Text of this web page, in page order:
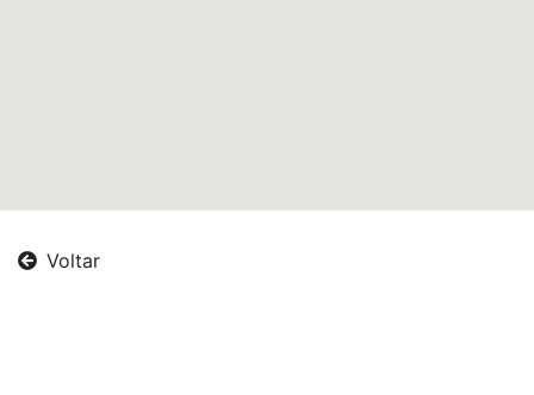
Voltar